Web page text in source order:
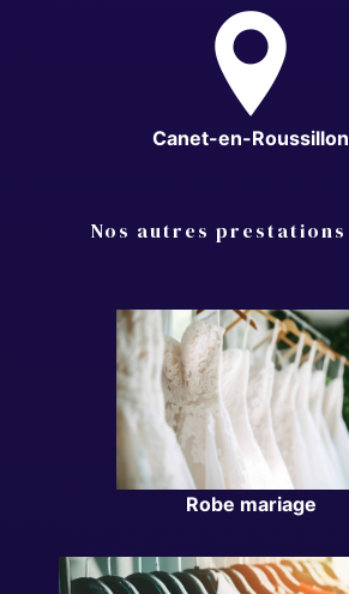
Canet-en-Roussillon
Nos autres prestations
Robe mariage